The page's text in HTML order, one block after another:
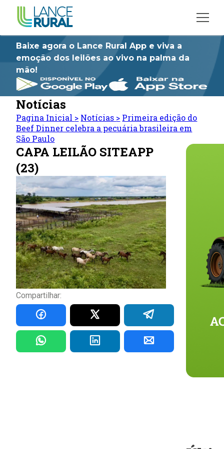
Baixe agora o Lance Rural App e viva a
emoção dos leilões ao vivo na palma da
mão!
Notícias
Pagina Inicial > Notícias > Primeira edição do
Beef Dinner celebra a pecuária brasileira em
São Paulo
CAPA LEILÃO SITEAPP
(23)
Compartilhar: